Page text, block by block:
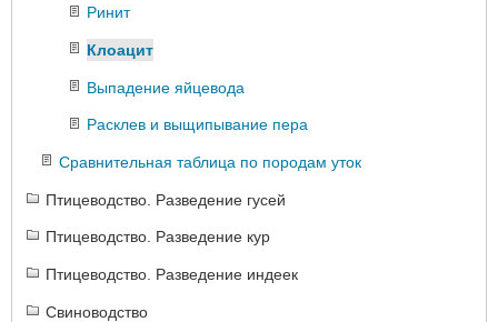
Ринит
Клоацит
Выпадение яйцевода
Расклев и выщипывание пера
Сравнительная таблица по породам уток
Птицеводство. Разведение гусей
Птицеводство. Разведение кур
Птицеводство. Разведение индеек
Свиноводство